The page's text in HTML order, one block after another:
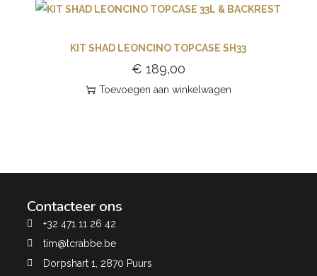
KIT SHAD LEONCINO TOPCASE SH33
€ 189,00
Toevoegen aan winkelwagen
Contacteer ons
+32 471 11 26 42
tim@tcrabbe.be
Dorpshart 1, 2870 Puurs